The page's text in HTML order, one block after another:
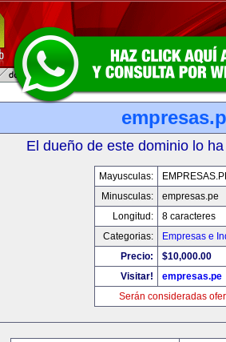
El dueño de este dominio lo
Mayusculas:
Minusculas:
empresas.pe
Longitud:
8 caracteres
Categorias:
Empresas e
Precio:
$10,000.00
Visitar!
empresas.pe
Serán consideradas